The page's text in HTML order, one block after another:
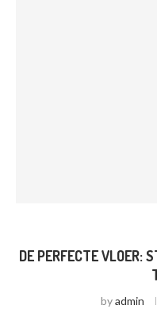
DE PERFECTE VLOER:
byadmin